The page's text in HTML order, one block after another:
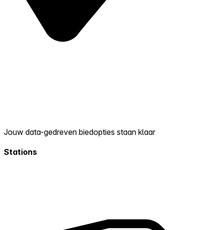
Jouw data-gedreven biedopties staan klaar
Stations